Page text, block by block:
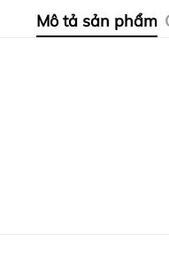
Mô tả sản phẩm